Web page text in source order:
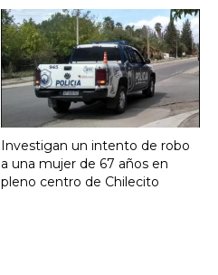
Investigan un intento de robo
a una mujer de 67 años en
pleno centro de Chilecito